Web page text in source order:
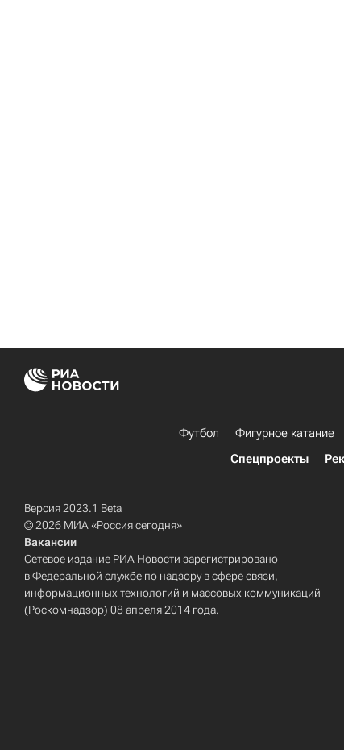
Футбол Фигурное катание
Спецпроекты
Версия 2023.1 Beta
© 2026 МИА «Россия сегодня»
Вакансии
Сетевое издание РИА Новости зарегистрировано
в Федеральной службе по надзору в сфере связи,
информационных технологий и массовых коммуникаций
(Роскомнадзор) 08 апреля 2014 года.